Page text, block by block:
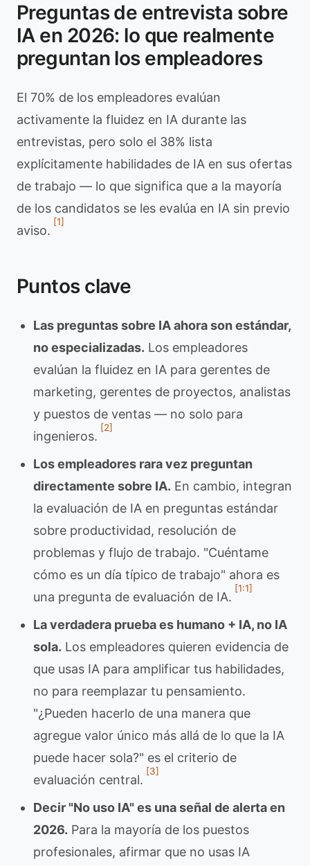
Preguntas de entrevista sobre
IA en 2026: lo que realmente
preguntan los empleadores
El 70% de los empleadores evalúan
activamente la fluidez en IA durante las
entrevistas, pero solo el 38% lista
explícitamente habilidades de IA en sus ofertas
de trabajo — lo que significa que a la mayoría
de los candidatos se les evalúa en IA sin previo
aviso.
[1]
Puntos clave
Las preguntas sobre IA ahora son estándar,
no especializadas. Los empleadores
evalúan la fluidez en IA para gerentes de
marketing, gerentes de proyectos, analistas
y puestos de ventas — no solo para
ingenieros.
[2]
Los empleadores rara vez preguntan
directamente sobre IA. En cambio, integran
la evaluación de IA en preguntas estándar
sobre productividad, resolución de
problemas y flujo de trabajo. "Cuéntame
cómo es un día típico de trabajo" ahora es
una pregunta de evaluación de IA.
[1:1]
La verdadera prueba es humano + IA, no IA
sola. Los empleadores quieren evidencia de
que usas IA para amplificar tus habilidades,
no para reemplazar tu pensamiento.
"¿Pueden hacerlo de una manera que
agregue valor único más allá de lo que la IA
puede hacer sola?" es el criterio de
evaluación central.
[3]
Decir "No uso IA" es una señal de alerta en
2026. Para la mayoría de los puestos
profesionales, afirmar que no usas IA